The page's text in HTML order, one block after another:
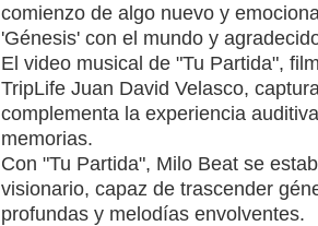
comienzo de algo nuevo y
'Génesis' con el mundo y
El video musical de "Tu Partida",
TripLife Juan David Velasco,
complementa la experiencia
memorias.
Con "Tu Partida", Milo Beat se
visionario, capaz de trascender
profundas y melodías envolventes.